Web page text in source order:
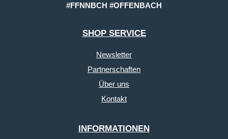
#FFNNBCH #OFFENBACH
SHOP SERVICE
Newsletter
Partnerschaften
Über uns
Kontakt
INFORMATIONEN